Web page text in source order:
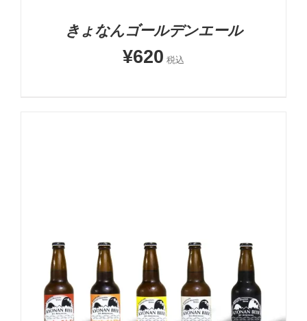
きょなんゴールデンエール
¥620 税込
お買い物カゴに追加
詳細